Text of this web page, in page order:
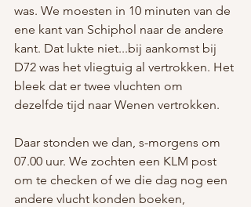
was. We moesten in 10 minuten van de
ene kant van Schiphol naar de andere
kant. Dat lukte niet...bij aankomst bij
D72 was het vliegtuig al vertrokken. Het
bleek dat er twee vluchten om
dezelfde tijd naar Wenen vertrokken.
Daar stonden we dan, s-morgens om
07.00 uur. We zochten een KLM post
om te checken of we die dag nog een
andere vlucht konden boeken,